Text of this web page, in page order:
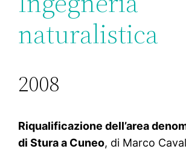
naturalistica
2008
Riqualificazione dell’area
di Stura a Cuneo, di Marco